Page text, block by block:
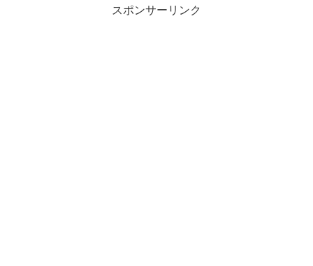
スポンサーリンク